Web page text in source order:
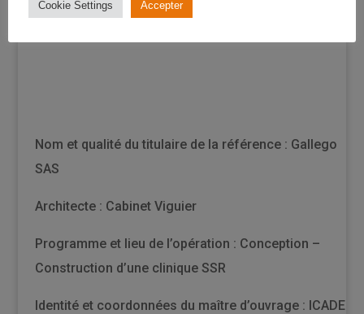
Nom et qualité du titulaire de la référence : Gallego
SAS
Architecte : Cabinet Viguier
Programme et lieu de l’opération : Conception –
Construction d’une clinique SSR
Identité et coordonnées du maître d’ouvrage : ICADE
Cookie Settings Accepter